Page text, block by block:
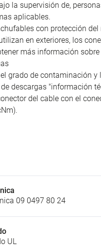
la supervisión de,
aplicables.
con protección
en exteriores, los
más información
grado de contaminación
descargas "información
del cable con el
09 0497 80 24
UL